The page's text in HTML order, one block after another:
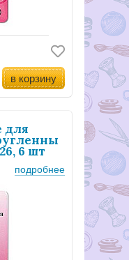
в корзину
для
6 шт
подробнее